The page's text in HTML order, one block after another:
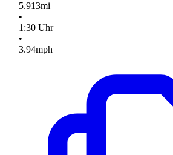
5.913mi
•
1 :30Uhr
•
3.94mph